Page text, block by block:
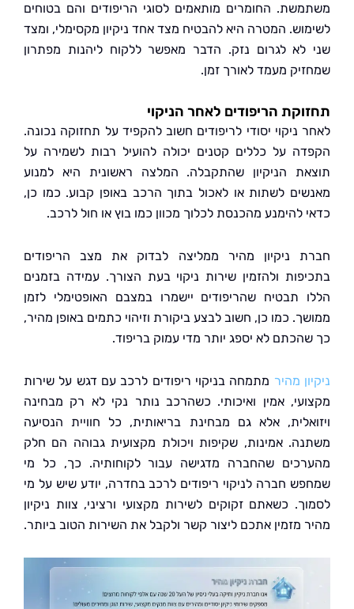
החומרים מותאמים לסוגי הריפודים והם בטוחים
המטרה היא להבטיח מצד אחד ניקיון מקסימלי, ומצד
לגרום נזק. הדבר מאפשר ללקוח ליהנות מפתרון
מעמד לאורך זמן.
הריפודים לאחר הניקוי
ניקוי יסודי לריפודים חשוב להקפיד על תחזוקה נכונה.
על כללים קטנים יכולה להועיל רבות לשמירה על
הניקיון שהתקבלה. המלצה ראשונית היא למנוע
לשתות או לאכול בתוך הרכב באופן קבוע. כמו כן,
להימנע מהכנסת לכלוך מכוון כמו בוץ או חול לרכב.
ניקיון מהיר ממליצה לבדוק את מצב הריפודים
ולהזמין שירות ניקוי בעת הצורך. עמידה בזמנים
תבטיח שהריפודים יישמרו במצבם האופטימלי לזמן
כמו כן, חשוב לבצע ביקורת וזיהוי כתמים באופן מהיר,
לא יספג יותר מדי עמוק בריפוד.
מהירמתמחה בניקוי ריפודים לרכב עם דגש על שירות
אמין ואיכותי. כשהרכב נותר נקי לא רק מבחינה
אלא גם מבחינת בריאותית, כל חוויית הנסיעה
אמינות, שקיפות ויכולת מקצועית גבוהה הם חלק
שהחברה מדגישה עבור לקוחותיה. כך, כל מי
חברה לניקוי ריפודים לרכב בחדרה, יודע שיש על מי
כשאתם זקוקים לשירות מקצועי ורציני, צוות ניקיון
מזמין אתכם ליצור קשר ולקבל את השירות הטוב ביותר.